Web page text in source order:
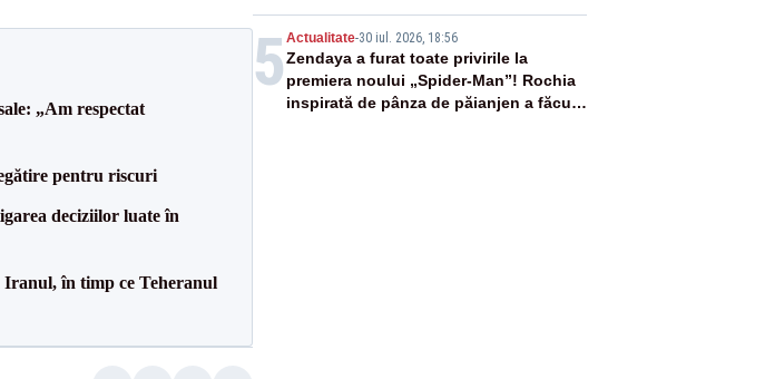
„Am respectat
pentru riscuri
deciziilor luate în
Iranul, în timp ce Teheranul
5 Actualitate-30 iul. 2026, 18:56
Zendaya a furat toate privirile la
premiera noului „Spider-Man”! Rochia
inspirată de pânza de păianjen a făcut